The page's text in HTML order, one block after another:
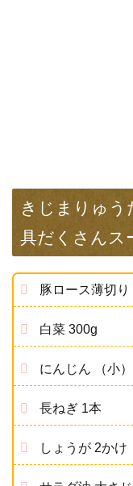
きじまりゅう
具だくさんス
豚ロース薄切り
白菜 300g
にんじん （小
長ねぎ 1本
しょうが 2かけ